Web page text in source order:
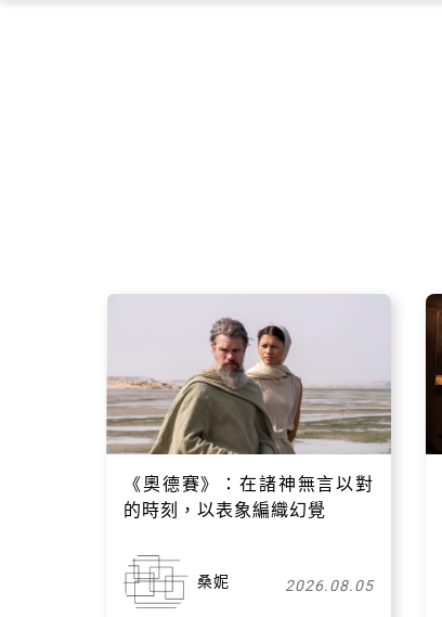
《奧德賽》：在諸神無言以對
的時刻，以表象編織幻覺
桑妮 2026.08.05